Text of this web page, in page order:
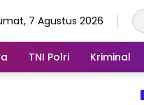
7 Agustus 2026
TNI Polri Kriminal